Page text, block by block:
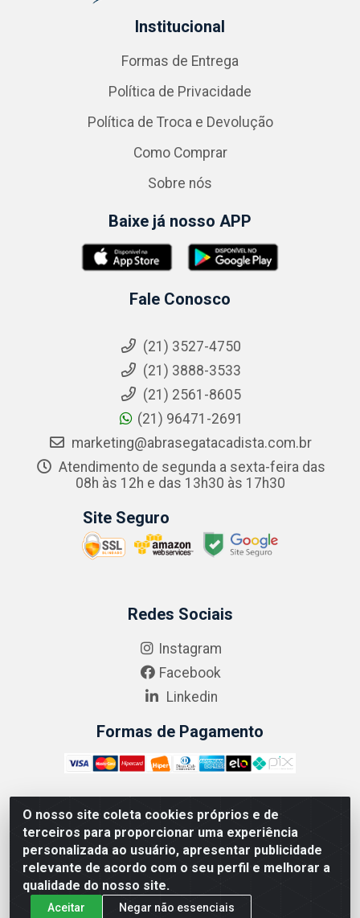
O nosso site coleta cookies próprios e de
terceiros para proporcionar uma experiência
personalizada ao usuário, apresentar publicidade
relevante de acordo com o seu perfil e melhorar a
qualidade do nosso site.
Aceitar Negar não essenciais
Institucional
Formas de Entrega
Política de Privacidade
Política de Troca e Devolução
Como Comprar
Sobre nós
Baixe já nosso APP
Fale Conosco
(21) 3527-4750
(21) 3888-3533
(21) 2561-8605
(21) 96471-2691
marketing@abrasegatacadista.com.br
Atendimento de segunda a sexta-feira das
08h às 12h e das 13h30 às 17h30
Site Seguro
Redes Sociais
Instagram
Facebook
Linkedin
Formas de Pagamento
ABRASEG COMÉRCIO ATACADISTA LTDA - CNPJ:
10.894.768/0001-00 - Avenida Lobo Júnior, 1045 -
Penha Circular - Rio de Janeiro - RJ - CEP 21020-124